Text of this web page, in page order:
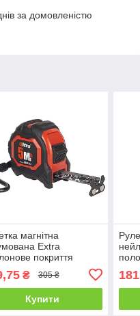
за домовленістю
магнітна
Extra
покриття
5м×25мм Ultra
₴ 305 ₴
Купити